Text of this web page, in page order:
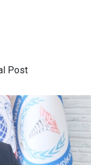
Post